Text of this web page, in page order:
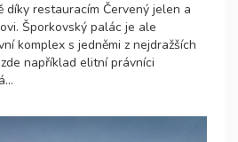
díky restauracím Červený jelen a
Šporkovský palác je ale
komplex s jedněmi z nejdražších
například elitní právníci